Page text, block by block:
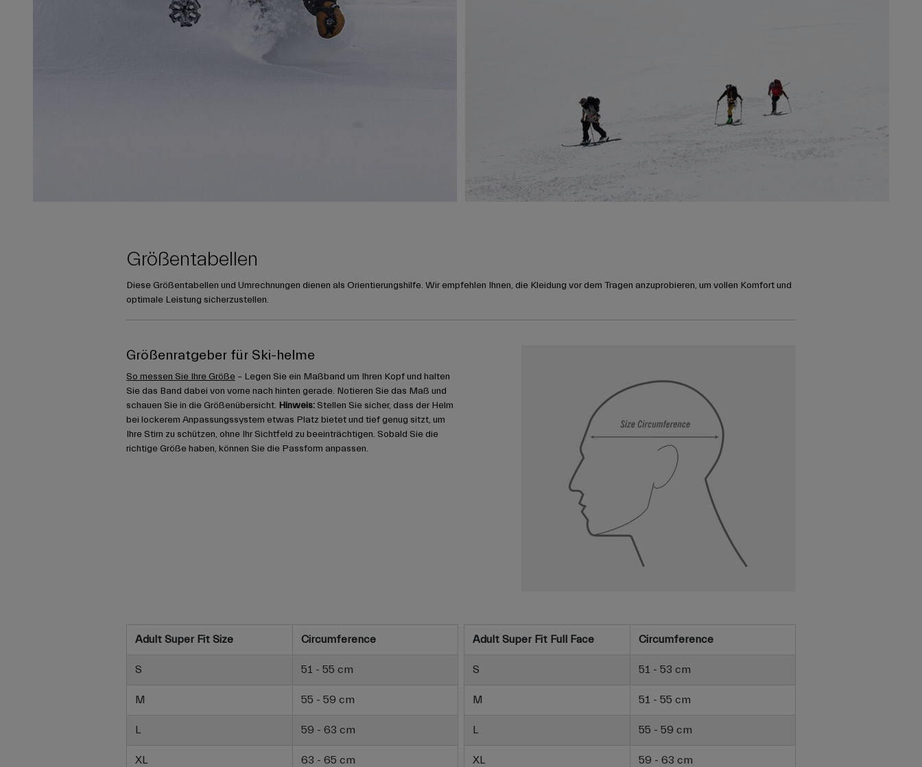
Größentabellen
Diese Größentabellen und Umrechnungen dienen als Orientierungshilfe. Wir empfehlen Ihnen, die Kleidung vor dem Tragen anzuprobieren, um vollen Komfort und
optimale Leistung sicherzustellen.
Größenratgeber für Ski-helme
So messen Sie Ihre Größe – Legen Sie ein Maßband um Ihren Kopf und halten
Sie das Band dabei von vorne nach hinten gerade. Notieren Sie das Maß und
schauen Sie in die Größenübersicht. Hinweis: Stellen Sie sicher, dass der Helm
bei lockerem Anpassungssystem etwas Platz bietet und tief genug sitzt, um
Ihre Stirn zu schützen, ohne Ihr Sichtfeld zu beeinträchtigen. Sobald Sie die
richtige Größe haben, können Sie die Passform anpassen.
Adult Super Fit Size Circumference
S 51 - 55 cm
M 55 - 59 cm
L 59 - 63 cm
XL 63 - 65 cm
Adult Super Fit Full Face Circumference
S 51 - 53 cm
M 51 - 55 cm
L 55 - 59 cm
XL 59 - 63 cm